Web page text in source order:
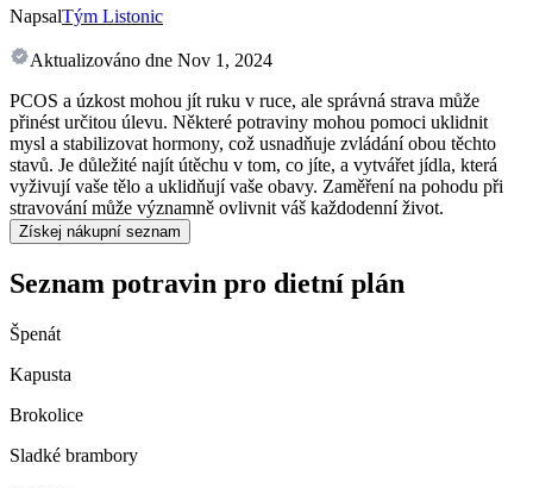
NapsalTým Listonic
Aktualizováno dne Nov 1, 2024
PCOS a úzkost mohou jít ruku v ruce, ale správná strava může
přinést určitou úlevu. Některé potraviny mohou pomoci uklidnit
mysl a stabilizovat hormony, což usnadňuje zvládání obou těchto
stavů. Je důležité najít útěchu v tom, co jíte, a vytvářet jídla, která
vyživují vaše tělo a uklidňují vaše obavy. Zaměření na pohodu při
stravování může významně ovlivnit váš každodenní život.
Získej nákupní seznam
Seznam potravin pro dietní plán
Špenát
Kapusta
Brokolice
Sladké brambory